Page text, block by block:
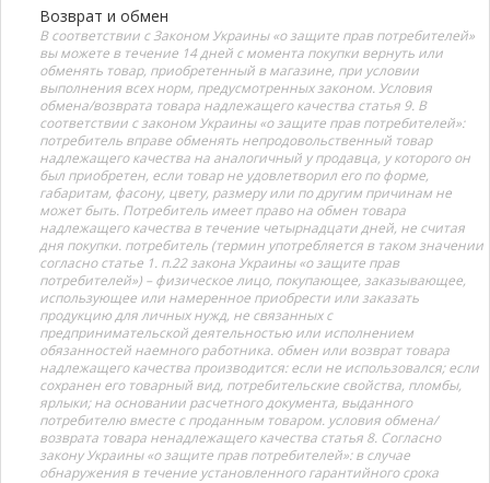
Возврат и обмен
В соответствии с Законом Украины «о защите прав потребителей»
вы можете в течение 14 дней с момента покупки вернуть или
обменять товар, приобретенный в магазине, при условии
выполнения всех норм, предусмотренных законом. Условия
обмена/возврата товара надлежащего качества статья 9. В
соответствии с законом Украины «о защите прав потребителей»:
потребитель вправе обменять непродовольственный товар
надлежащего качества на аналогичный у продавца, у которого он
был приобретен, если товар не удовлетворил его по форме,
габаритам, фасону, цвету, размеру или по другим причинам не
может быть. Потребитель имеет право на обмен товара
надлежащего качества в течение четырнадцати дней, не считая
дня покупки. потребитель (термин употребляется в таком значении
согласно статье 1. п.22 закона Украины «о защите прав
потребителей») – физическое лицо, покупающее, заказывающее,
использующее или намеренное приобрести или заказать
продукцию для личных нужд, не связанных с
предпринимательской деятельностью или исполнением
обязанностей наемного работника. обмен или возврат товара
надлежащего качества производится: если не использовался; если
сохранен его товарный вид, потребительские свойства, пломбы,
ярлыки; на основании расчетного документа, выданного
потребителю вместе с проданным товаром. условия обмена/
возврата товара ненадлежащего качества статья 8. Согласно
закону Украины «о защите прав потребителей»: в случае
обнаружения в течение установленного гарантийного срока